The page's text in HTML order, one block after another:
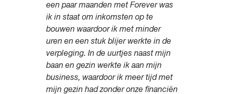
een paar maanden met Forever was
ik in staat om inkomsten op te
bouwen waardoor ik met minder
uren en een stuk blijer werkte in de
verpleging. In de uurtjes naast mijn
baan en gezin werkte ik aan mijn
business, waardoor ik meer tijd met
mijn gezin had zonder onze financiën